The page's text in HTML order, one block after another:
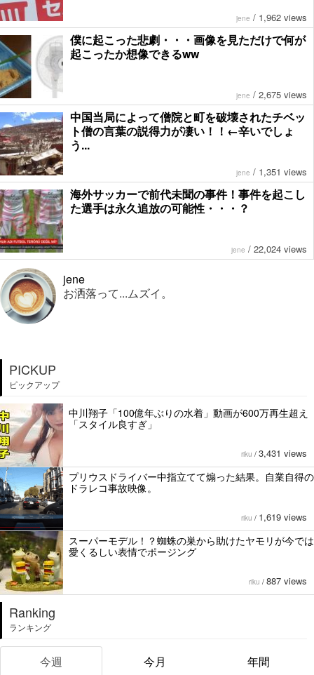
jene / 1,962 views
僕に起こった悲劇・・・画像を見ただけで何が
起こったか想像できるww
jene / 2,675 views
中国当局によって僧院と町を破壊されたチベッ
ト僧の言葉の説得力が凄い！！←辛いでしょ
う...
jene / 1,351 views
海外サッカーで前代未聞の事件！事件を起こし
た選手は永久追放の可能性・・・？
jene / 22,024 views
jene
お洒落って...ムズイ。
PICKUP
ピックアップ
中川翔子「100億年ぶりの水着」動画が600万再生超え
「スタイル良すぎ」
riku / 3,431 views
プリウスドライバー中指立てて煽った結果。自業自得の
ドラレコ事故映像。
riku / 1,619 views
スーパーモデル！？蜘蛛の巣から助けたヤモリが今では
愛くるしい表情でポージング
riku / 887 views
Ranking
ランキング
今週 今月 年間